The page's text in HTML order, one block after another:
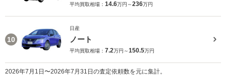
平均買取相場： 14.6万円～236万円
10
日産
ノート
平均買取相場： 7.2万円～150.5万円
2026年7月1日〜2026年7月31日の査定依頼数を元に集計。